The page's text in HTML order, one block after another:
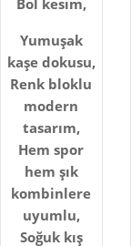
SIYAH
VE GRI
Yumuşak
kaşe dokusu,
Renk bloklu
modern
tasarım,
Hem spor
hem şık
kombinlere
uyumlu,
Soğuk kış